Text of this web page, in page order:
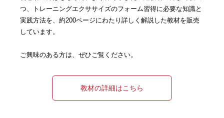
つ、トレーニングエクササイズのフォーム習得に必要な知識と
実践方法を、約200ページにわたり詳しく解説した教材を販売
しています。
ご興味のある方は、ぜひご覧ください。
教材の詳細はこちら